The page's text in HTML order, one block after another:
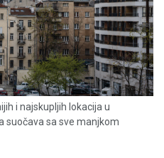
i najskupljih lokacija u
suočava sa sve manjkom